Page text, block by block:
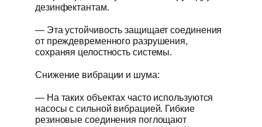
дезинфектантам.
— Эта устойчивость защищает соединения
от преждевременного разрушения,
сохраняя целостность системы.
Снижение вибрации и шума:
— На таких объектах часто используются
насосы с сильной вибрацией. Гибкие
резиновые соединения поглощают